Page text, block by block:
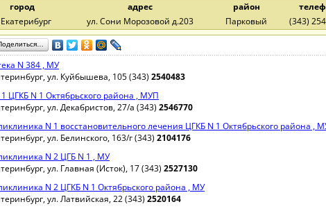
город
адрес район
Екатерибург
ул. Сони Морозовой д.203 Парковый (343)
N 384 , МУ
ул. Куйбышева, 105 (343) 2540483
ЦГКБ N 1 Октябрьского района , МУП
ул. Декабристов, 27/а (343) 2546770
N 1 восстановительного лечения ЦГКБ N 1 Октябрьского района ,
ул. Белинского, 163/г (343) 2104176
N 2 ЦГБ N 1 , МУ
ул. Главная (Исток), 17 (343) 2527130
N 2 ЦГКБ N 1 Октябрьского района , МУ
ул. Латвийская, 22 (343) 2520164